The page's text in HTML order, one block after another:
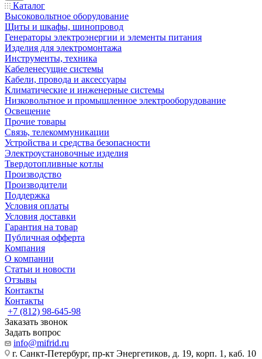
Каталог
Высоковольтное оборудование
Щиты и шкафы, шинопровод
Генераторы электроэнергии и элементы питания
Изделия для электромонтажа
Инструменты, техника
Кабеленесущие системы
Кабели, провода и аксессуары
Климатические и инженерные системы
Низковольтное и промышленное электрооборудование
Освещение
Прочие товары
Связь, телекоммуникации
Устройства и средства безопасности
Электроустановочные изделия
Твердотопливные котлы
Производство
Производители
Поддержка
Условия оплаты
Условия доставки
Гарантия на товар
Публичная офферта
Компания
О компании
Статьи и новости
Отзывы
Контакты
Контакты
+7 (812) 98-645-98
Заказать звонок
Задать вопрос
info@mifrid.ru
г. Санкт-Петербург, пр-кт Энергетиков, д. 19, корп. 1, каб. 10